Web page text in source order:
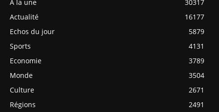
A la une
30317
Actualité
16177
Echos du jour
5879
Sports
4131
Economie
3789
Monde
3504
Culture
2671
Régions
2491